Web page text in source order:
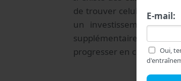
E-mail:
Oui,
de trouver celui qui
un investissement,
supplémentaire, c'est bel
progresser en course à